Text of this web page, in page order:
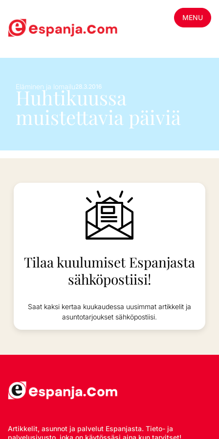
MENU
Eläminen ja lomailu28.3.2016
Huhtikuussa
muistettavia päiviä
Tilaa kuulumiset Espanjasta
sähköpostiisi!
Saat kaksi kertaa kuukaudessa uusimmat artikkelit ja
asuntotarjoukset sähköpostiisi.
Artikkelit, asunnot ja palvelut Espanjasta. Tieto- ja
palvelusivusto, joka on käytössäsi aina kun tarvitset!